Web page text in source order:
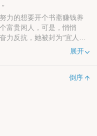
的想要开个书斋赚钱养
富贵闲人，可是，悄悄
力反抗，她被封为“宜人娘
展开
倒序